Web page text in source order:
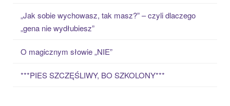
„Jak sobie wychowasz, tak masz?” – czyli dlaczego
„gena nie wydłubiesz”
O magicznym słowie „NIE”
***PIES SZCZĘŚLIWY, BO SZKOLONY***